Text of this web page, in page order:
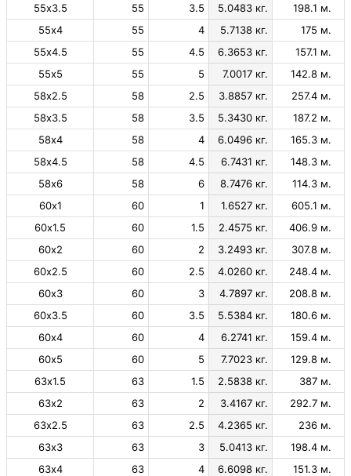
55х3.5
55 3.5 5.0483 кг.
198.1 м.
55х4
55 4 5.7138 кг.
175 м.
55х4.5
55 4.5 6.3653 кг.
157.1 м.
55х5
55 5 7.0017 кг.
142.8 м.
58х2.5
58 2.5 3.8857 кг.
257.4 м.
58х3.5
58 3.5 5.3430 кг.
187.2 м.
58х4
58 4 6.0496 кг.
165.3 м.
58х4.5
58 4.5 6.7431 кг.
148.3 м.
58х6
58 6 8.7476 кг.
114.3 м.
60х1
60 1 1.6527 кг.
605.1 м.
60х1.5
60 1.5 2.4575 кг.
406.9 м.
60х2
60 2 3.2493 кг.
307.8 м.
60х2.5
60 2.5 4.0260 кг.
248.4 м.
60х3
60 3 4.7897 кг.
208.8 м.
60х3.5
60 3.5 5.5384 кг.
180.6 м.
60х4
60 4 6.2741 кг.
159.4 м.
60х5
60 5 7.7023 кг.
129.8 м.
63х1.5
63 1.5 2.5838 кг.
387 м.
63х2
63 2 3.4167 кг.
292.7 м.
63х2.5
63 2.5 4.2365 кг.
236 м.
63х3
63 3 5.0413 кг.
198.4 м.
63х4
63 4 6.6098 кг.
151.3 м.